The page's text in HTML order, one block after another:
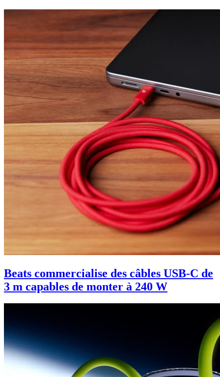
Beats commercialise des câbles USB-C de
3 m capables de monter à 240 W